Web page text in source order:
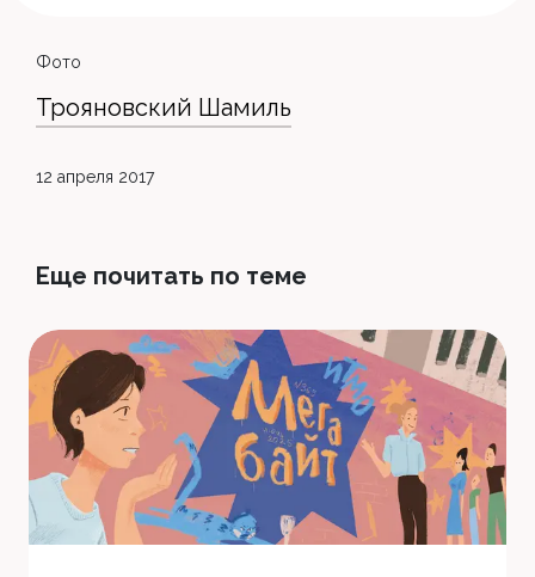
Фото
Трояновский Шамиль
12 апреля 2017
Еще почитать по теме